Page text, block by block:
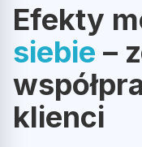
Efekty
siebie –
klienci
Bardzo profesjonalni
zgodnie z
Opublikowano w